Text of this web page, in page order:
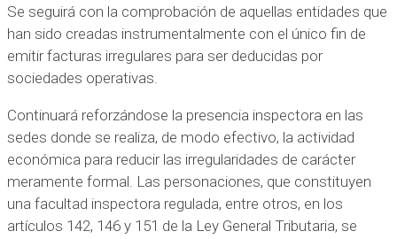
Se seguirá con la comprobación de aquellas entidades que
han sido creadas instrumentalmente con el único fin de
emitir facturas irregulares para ser deducidas por
sociedades operativas.
Continuará reforzándose la presencia inspectora en las
sedes donde se realiza, de modo efectivo, la actividad
económica para reducir las irregularidades de carácter
meramente formal. Las personaciones, que constituyen
una facultad inspectora regulada, entre otros, en los
artículos 142, 146 y 151 de la Ley General Tributaria, se